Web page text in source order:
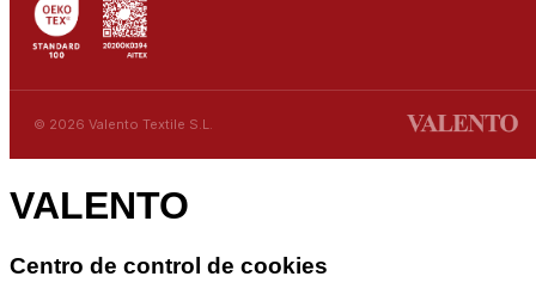
© 2026 Valento Textile S.L.
VALENTO
Centro de control de cookies